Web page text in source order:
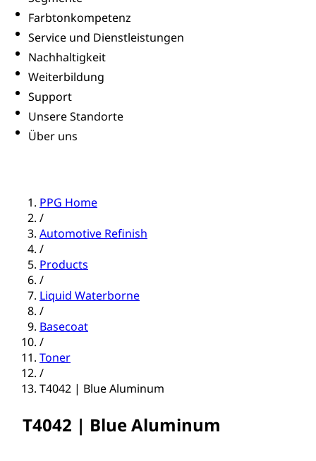
Farbtonkompetenz
Service und Dienstleistungen
Nachhaltigkeit
Weiterbildung
Support
Unsere Standorte
Über uns
PPG Home
/
Automotive Refinish
/
Products
/
Liquid Waterborne
/
Basecoat
/
Toner
/
T4042 | Blue Aluminum
T4042 | Blue Aluminum